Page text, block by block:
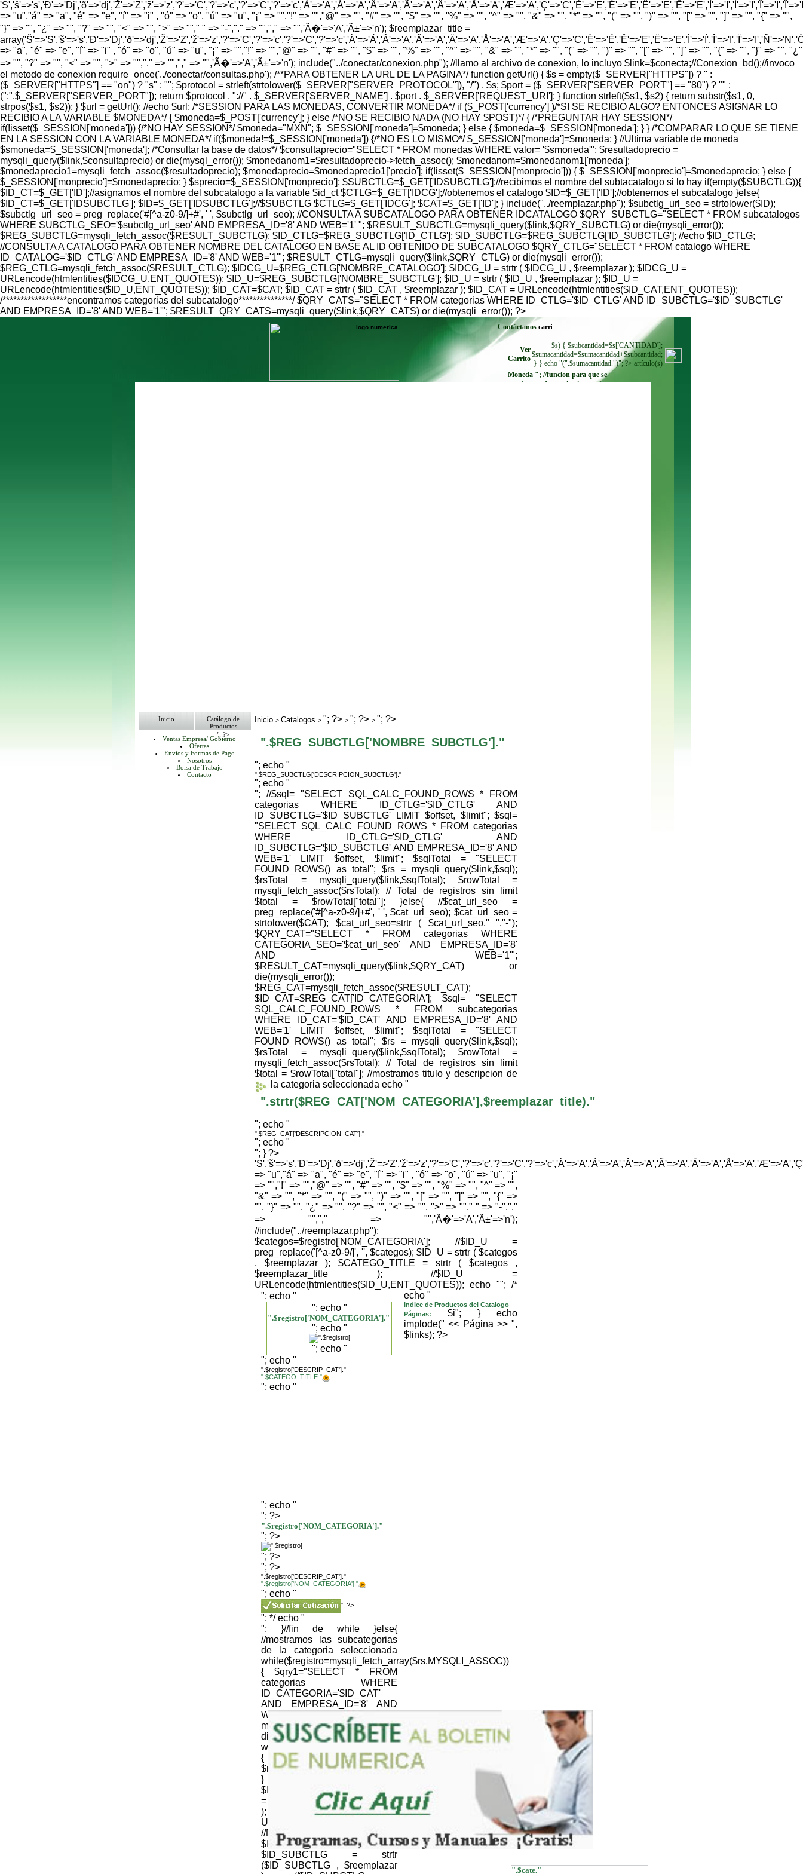
=> "u","á" => "a", "é" => "e", "í" => "i" , "ó" => "o", "ú" => "u", "¡" => "","!" => "","@" => "", "#" => "", "$" => "", "%" => "", "^" => "", "&" => "", "*" => "", "(" => "", ")" => "", "[" => "", "]" => "", "{" => "",
"}" => "", "¿" => "", "?" => "", "<" => "", ">" => ""," " => "-","." => "","," => "",'Ã�'=>'A','Ã±'=>'n'); $reemplazar_title =
=> "a", "é" => "e", "í" => "i" , "ó" => "o", "ú" => "u", "¡" => "","!" => "","@" => "", "#" => "", "$" => "", "%" => "", "^" => "", "&" => "", "*" => "", "(" => "", ")" => "", "[" => "", "]" => "", "{" => "", "}" => "", "¿"
=> "", "?" => "", "<" => "", ">" => "","." => "","," => "",'Ã�'=>'A','Ã±'=>'n'); include("../conectar/conexion.php"); //llamo al archivo de conexion, lo incluyo $link=$conecta;//Conexion_bd();//invoco
el metodo de conexion require_once('../conectar/consultas.php'); /**PARA OBTENER LA URL DE LA PAGINA*/ function getUrl() { $s = empty($_SERVER["HTTPS"]) ? '' :
($_SERVER["HTTPS"] == "on") ? "s" : ""; $protocol = strleft(strtolower($_SERVER["SERVER_PROTOCOL"]), "/") . $s; $port = ($_SERVER["SERVER_PORT"] == "80") ? "" :
(":".$_SERVER["SERVER_PORT"]); return $protocol . "://" . $_SERVER['SERVER_NAME'] . $port . $_SERVER['REQUEST_URI']; } function strleft($s1, $s2) { return substr($s1, 0,
strpos($s1, $s2)); } $url = getUrl(); //echo $url; /*SESSION PARA LAS MONEDAS, CONVERTIR MONEDA*/ if ($_POST['currency'] )/*SI SE RECIBIO ALGO? ENTONCES ASIGNAR LO
RECIBIO A LA VARIABLE $MONEDA*/ { $moneda=$_POST['currency']; } else /*NO SE RECIBIO NADA (NO HAY $POST)*/ { /*PREGUNTAR HAY SESSION*/
if(!isset($_SESSION['moneda'])) {/*NO HAY SESSION*/ $moneda="MXN"; $_SESSION['moneda']=$moneda; } else { $moneda=$_SESSION['moneda']; } } /*COMPARAR LO QUE SE TIENE
EN LA SESSION CON LA VARIABLE MONEDA*/ if($moneda!=$_SESSION['moneda']) {/*NO ES LO MISMO*/ $_SESSION['moneda']=$moneda; } //Ultima variable de moneda
$smoneda=$_SESSION['moneda']; /*Consultar la base de datos*/ $consultaprecio="SELECT * FROM monedas WHERE valor= '$smoneda'"; $resultadoprecio =
mysqli_query($link,$consultaprecio) or die(mysql_error()); $monedanom1=$resultadoprecio->fetch_assoc(); $monedanom=$monedanom1['moneda'];
$monedaprecio1=mysqli_fetch_assoc($resultadoprecio); $monedaprecio=$monedaprecio1['precio']; if(!isset($_SESSION['monprecio'])) { $_SESSION['monprecio']=$monedaprecio; } else {
$_SESSION['monprecio']=$monedaprecio; } $sprecio=$_SESSION['monprecio']; $SUBCTLG=$_GET['IDSUBCTLG'];//recibimos el nombre del subtacatalogo si lo hay if(empty($SUBCTLG)){
$ID_CT=$_GET['ID'];//asignamos el nombre del subcatalogo a la variable $id_ct $CTLG=$_GET['IDCG'];//obtenemos el catalogo $ID=$_GET['ID'];//obtenemos el subcatalogo }else{
$ID_CT=$_GET['IDSUBCTLG']; $ID=$_GET['IDSUBCTLG'];//$SUBCTLG $CTLG=$_GET['IDCG']; $CAT=$_GET['ID']; } include("../reemplazar.php"); $subctlg_url_seo = strtolower($ID);
$subctlg_url_seo = preg_replace('#[^a-z0-9/]+#', ' ', $subctlg_url_seo); //CONSULTA A SUBCATALOGO PARA OBTENER IDCATALOGO $QRY_SUBCTLG="SELECT * FROM subcatalogos
WHERE SUBCTLG_SEO='$subctlg_url_seo' AND EMPRESA_ID='8' AND WEB='1' "; $RESULT_SUBCTLG=mysqli_query($link,$QRY_SUBCTLG) or die(mysqli_error());
$REG_SUBCTLG=mysqli_fetch_assoc($RESULT_SUBCTLG); $ID_CTLG=$REG_SUBCTLG['ID_CTLG']; $ID_SUBCTLG=$REG_SUBCTLG['ID_SUBCTLG']; //echo $ID_CTLG;
//CONSULTA A CATALOGO PARA OBTENER NOMBRE DEL CATALOGO EN BASE AL ID OBTENIDO DE SUBCATALOGO $QRY_CTLG="SELECT * FROM catalogo WHERE
ID_CATALOG='$ID_CTLG' AND EMPRESA_ID='8' AND WEB='1'"; $RESULT_CTLG=mysqli_query($link,$QRY_CTLG) or die(mysqli_error());
$REG_CTLG=mysqli_fetch_assoc($RESULT_CTLG); $IDCG_U=$REG_CTLG['NOMBRE_CATALOGO']; $IDCG_U = strtr ( $IDCG_U , $reemplazar ); $IDCG_U =
URLencode(htmlentities($IDCG_U,ENT_QUOTES)); $ID_U=$REG_SUBCTLG['NOMBRE_SUBCTLG']; $ID_U = strtr ( $ID_U , $reemplazar ); $ID_U =
URLencode(htmlentities($ID_U,ENT_QUOTES)); $ID_CAT=$CAT; $ID_CAT = strtr ( $ID_CAT , $reemplazar ); $ID_CAT = URLencode(htmlentities($ID_CAT,ENT_QUOTES));
/******************encontramos categorias del subcatalogo***************/ $QRY_CATS="SELECT * FROM categorias WHERE ID_CTLG='$ID_CTLG' AND ID_SUBCTLG='$ID_SUBCTLG'
AND EMPRESA_ID='8' AND WEB='1'"; $RESULT_QRY_CATS=mysqli_query($link,$QRY_CATS) or die(mysqli_error()); ?>
Contáctanos
Ver
Carrito
$s) { $subcantidad=$s['CANTIDAD'];
$sumacantidad=$sumacantidad+$subcantidad;
} } echo "(".$sumacantidad.")"; ?> artículo(s)
Moneda "; //funcion para que se
envíe cuando se seleccione. echo
Inicio
Catálogo de
Productos
"; ?>
Ventas Empresa/ Gobierno
Ofertas
Envíos y Formas de Pago
Nosotros
Bolsa de Trabajo
Contacto
Inicio >Catalogos > "; ?>> "; ?>> "; ?>
".$REG_SUBCTLG['NOMBRE_SUBCTLG']."
"; echo "
".$REG_SUBCTLG['DESCRIPCION_SUBCTLG']."
"; echo "
"; //$sql= "SELECT SQL_CALC_FOUND_ROWS * FROM
categorias WHERE ID_CTLG='$ID_CTLG' AND
ID_SUBCTLG='$ID_SUBCTLG' LIMIT $offset, $limit"; $sql=
"SELECT SQL_CALC_FOUND_ROWS * FROM categorias
WHERE ID_CTLG='$ID_CTLG' AND
ID_SUBCTLG='$ID_SUBCTLG' AND EMPRESA_ID='8' AND
WEB='1' LIMIT $offset, $limit"; $sqlTotal = "SELECT
FOUND_ROWS() as total"; $rs = mysqli_query($link,$sql);
$rsTotal = mysqli_query($link,$sqlTotal); $rowTotal =
mysqli_fetch_assoc($rsTotal); // Total de registros sin limit
$total = $rowTotal["total"]; }else{ //$cat_url_seo =
preg_replace('#[^a-z0-9/]+#', ' ', $cat_url_seo); $cat_url_seo =
strtolower($CAT); $cat_url_seo=strtr ( $cat_url_seo," ","-");
$QRY_CAT="SELECT * FROM categorias WHERE
CATEGORIA_SEO='$cat_url_seo' AND EMPRESA_ID='8'
AND WEB='1'";
$RESULT_CAT=mysqli_query($link,$QRY_CAT) or
die(mysqli_error());
$REG_CAT=mysqli_fetch_assoc($RESULT_CAT);
$ID_CAT=$REG_CAT['ID_CATEGORIA']; $sql= "SELECT
SQL_CALC_FOUND_ROWS * FROM subcategorias
WHERE ID_CAT='$ID_CAT' AND EMPRESA_ID='8' AND
WEB='1' LIMIT $offset, $limit"; $sqlTotal = "SELECT
FOUND_ROWS() as total"; $rs = mysqli_query($link,$sql);
$rsTotal = mysqli_query($link,$sqlTotal); $rowTotal =
mysqli_fetch_assoc($rsTotal); // Total de registros sin limit
$total = $rowTotal["total"]; //mostramos titulo y descripcion de
la categoria seleccionada echo "
".strtr($REG_CAT['NOM_CATEGORIA'],$reemplazar_title)."
"; echo "
".$REG_CAT['DESCRIPCION_CAT']."
"; echo "
"; } ?>
=> "u","á" => "a", "é" => "e", "í" => "i" , "ó" => "o", "ú" => "u", "¡"
=> "","!" => "","@" => "", "#" => "", "$" => "", "%" => "", "^" => "",
"&" => "", "*" => "", "(" => "", ")" => "", "[" => "", "]" => "", "{" =>
"", "}" => "", "¿" => "", "?" => "", "<" => "", ">" => ""," " => "-","."
=> "","," => "",'Ã�'=>'A','Ã±'=>'n');
//include("../reemplazar.php");
$categos=$registro['NOM_CATEGORIA']; //$ID_U =
preg_replace('[^a-z0-9/]', '', $categos); $ID_U = strtr ( $categos
, $reemplazar ); $CATEGO_TITLE = strtr ( $categos ,
$reemplazar_title ); //$ID_U =
URLencode(htmlentities($ID_U,ENT_QUOTES)); echo "
"; echo "
"; echo "
".$registro['NOM_CATEGORIA']."
"; echo "
"; echo "
"; echo "
".$registro['DESCRIP_CAT']."
".$CATEGO_TITLE."
"; echo "
"; /*
echo "
"; echo "
"; ?>
".$registro['NOM_CATEGORIA']."
"; ?>
"; ?>
"; ?>
".$registro['DESCRIP_CAT']."
".$registro['NOM_CATEGORIA']."
"; echo "
"; ?>
"; */ echo "
"; }//fin de while }else{
//mostramos las subcategorias
de la categoria seleccionada
while($registro=mysqli_fetch_array($rs,MYSQLI_ASSOC))
{ $qry1="SELECT * FROM
categorias WHERE
ID_CATEGORIA='$ID_CAT'
AND EMPRESA_ID='8' AND
WEB='1' "; $resultQRY =
mysqli_query($link,$qry1) or
die(mysqli_error());
while($registroQRY=mysqli_fetch_array($resultQRY,MYSQLI_ASSOC))
{
$nomb_cat=$registroQRY['NOM_CATEGORIA'];
} //NOMBRE CATALOGO
$ID_CTLG=$CTLG; $ID_CTLG
= strtr ($ID_CTLG , $reemplazar
); $ID_CTLG =
URLencode(htmlentities($ID_CTLG,ENT_QUOTES));
//NOMBRE SUBCATALOGO
$ID_SUBCTLG=$SUBCTLG;
$ID_SUBCTLG = strtr
($ID_SUBCTLG , $reemplazar
Indice de Productos del Catalogo
Páginas:
$i"; } echo
implode(" << Página >> ",
$links); ?>
".$cate."